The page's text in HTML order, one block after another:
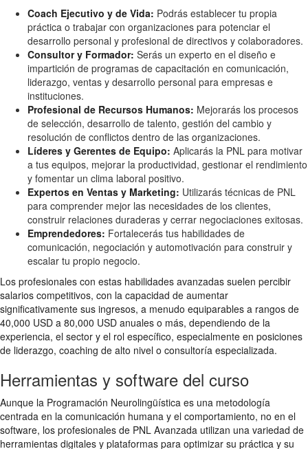
Coach Ejecutivo y de Vida: Podrás establecer tu propia
práctica o trabajar con organizaciones para potenciar el
desarrollo personal y profesional de directivos y colaboradores.
Consultor y Formador: Serás un experto en el diseño e
impartición de programas de capacitación en comunicación,
liderazgo, ventas y desarrollo personal para empresas e
instituciones.
Profesional de Recursos Humanos: Mejorarás los procesos
de selección, desarrollo de talento, gestión del cambio y
resolución de conflictos dentro de las organizaciones.
Líderes y Gerentes de Equipo: Aplicarás la PNL para motivar
a tus equipos, mejorar la productividad, gestionar el rendimiento
y fomentar un clima laboral positivo.
Expertos en Ventas y Marketing: Utilizarás técnicas de PNL
para comprender mejor las necesidades de los clientes,
construir relaciones duraderas y cerrar negociaciones exitosas.
Emprendedores: Fortalecerás tus habilidades de
comunicación, negociación y automotivación para construir y
escalar tu propio negocio.
Los profesionales con estas habilidades avanzadas suelen percibir
salarios competitivos, con la capacidad de aumentar
significativamente sus ingresos, a menudo equiparables a rangos de
40,000 USD a 80,000 USD anuales o más, dependiendo de la
experiencia, el sector y el rol específico, especialmente en posiciones
de liderazgo, coaching de alto nivel o consultoría especializada.
Herramientas y software del curso
Aunque la Programación Neurolingüística es una metodología
centrada en la comunicación humana y el comportamiento, no en el
software, los profesionales de PNL Avanzada utilizan una variedad de
herramientas digitales y plataformas para optimizar su práctica y su